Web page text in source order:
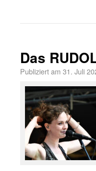
Das
Publiziert am 31. Juli